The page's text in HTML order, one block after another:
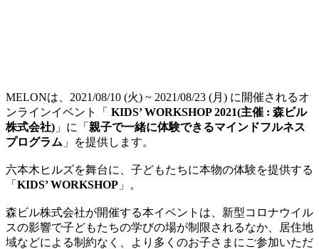
MELONは、2021/08/10 (火) ~ 2021/08/23 (月) に開催されるオ
ンラインイベント「 KIDS’ WORKSHOP 2021(主催 : 森ビル
株式会社) 」に「 親子で一緒に体験できるマインドフルネス
プログラム 」を提供します。
六本木ヒルズを舞台に、子どもたちに本物の体験を提供する
「 KIDS’ WORKSHOP 」。
森ビル株式会社が開催する本イベントは、新型コロナウイル
スの影響で子どもたちの学びの場が制限されるなか、居住地
域などによる制約なく、より多くのお子さまにご参加いただ